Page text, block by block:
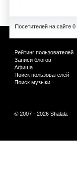
Посетителей на сайте 0
Рейтинг пользователей
Записи блогов
Афиша
Поиск пользователей
Поиск музыки
© 2007 - 2026 Shalala